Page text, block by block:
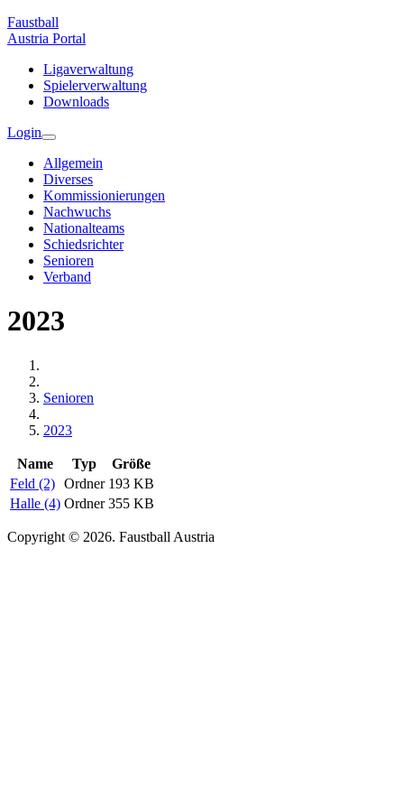
Faustball
Austria Portal
Ligaverwaltung
Spielerverwaltung
Downloads
Login
Allgemein
Diverses
Kommissionierungen
Nachwuchs
Nationalteams
Schiedsrichter
Senioren
Verband
2023
Senioren
2023
Name Typ
Größe
Feld (2) Ordner 193 KB
Halle (4) Ordner 355 KB
Copyright © 2026. Faustball Austria